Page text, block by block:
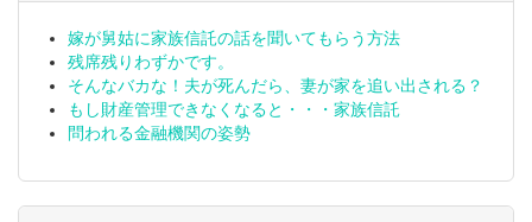
嫁が舅姑に家族信託の話を聞いてもらう方法
残席残りわずかです。
そんなバカな！夫が死んだら、妻が家を追い出される？
もし財産管理できなくなると・・・家族信託
問われる金融機関の姿勢